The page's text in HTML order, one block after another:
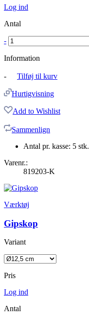
Log ind
Antal
-
Information
- Tilføj til kurv
Hurtigvisning
Add to Wishlist
Sammenlign
Antal pr. kasse: 5 stk.
Varenr.:
819203-K
Værktøj
Gipskop
Variant
Pris
Log ind
Antal